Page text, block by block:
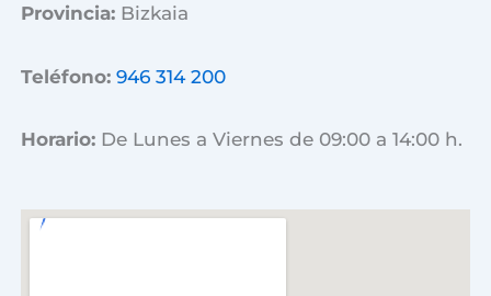
Provincia: Bizkaia
Teléfono: 946 314 200
Horario: De Lunes a Viernes de 09:00 a 14:00 h.